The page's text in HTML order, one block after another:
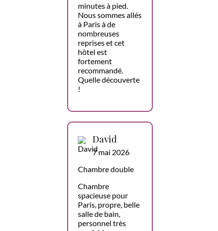
minutes à pied.
Nous sommes allés
à Paris à de
nombreuses
reprises et cet
hôtel est
fortement
recommandé.
Quelle découverte
!
David
7 mai 2026
Chambre double
Chambre
spacieuse pour
Paris, propre, belle
salle de bain,
personnel très